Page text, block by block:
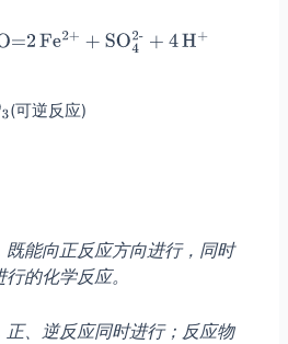
(可逆反应)
既能向正反应方向进行，同时
的化学反应。
正、逆反应同时进行；反应物